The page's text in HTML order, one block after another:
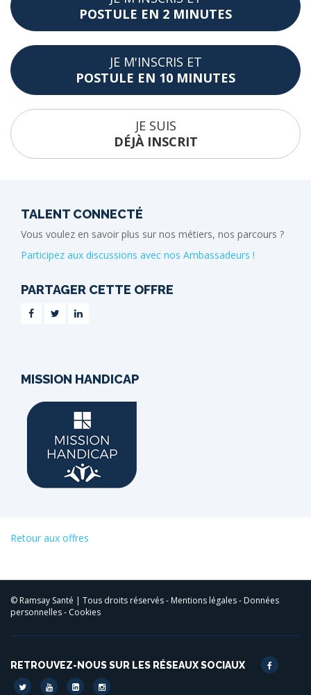
POSTULE EN 2 MINUTES
JE M'INSCRIS ET
POSTULE EN 10 MINUTES
JE SUIS
DÉJÀ INSCRIT
TALENT CONNECTÉ
Vous voulez en savoir plus sur nos métiers, nos parcours ?
Participez aux discussions avec nos Ambassadeurs !
PARTAGER CETTE OFFRE
MISSION HANDICAP
Retour aux offres
© Ramsay Santé | Tous droits réservés - Mentions légales- Données
personnelles- Cookies
RETROUVEZ-NOUS SUR LES RÉSEAUX SOCIAUX